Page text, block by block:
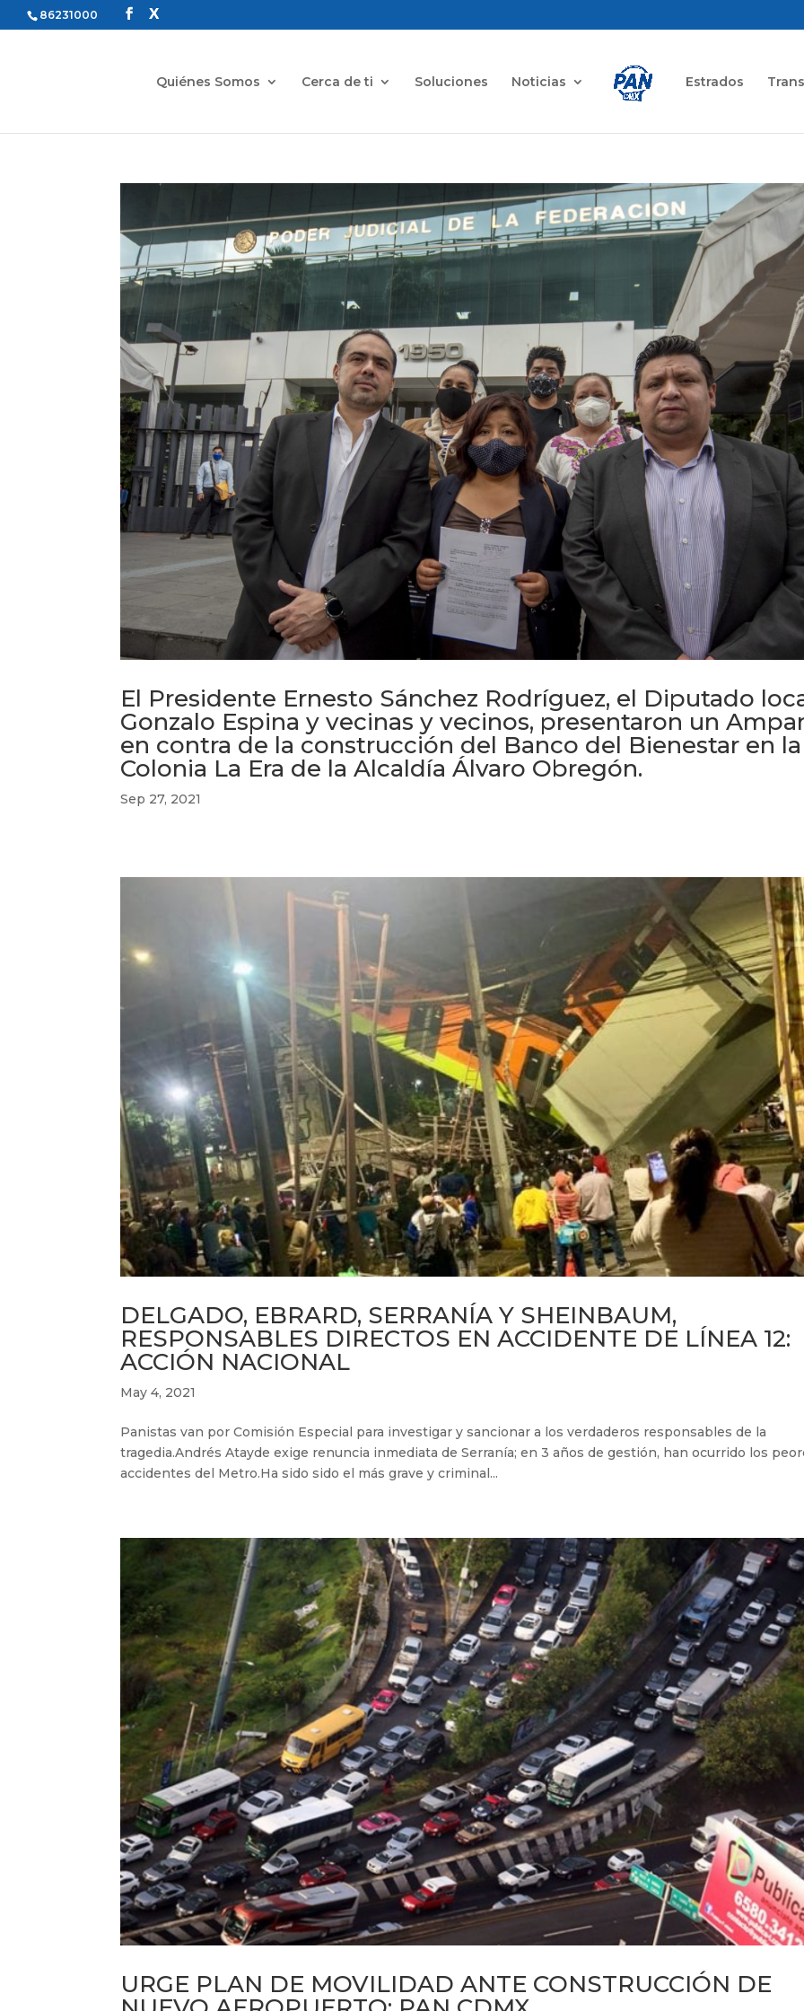
86231000
Quiénes Somos Cerca de ti Soluciones Noticias Estrados
El Presidente Ernesto Sánchez Rodríguez, el Diputado
Gonzalo Espina y vecinas y vecinos, presentaron un
en contra de la construcción del Banco del Bienestar en la
Colonia La Era de la Alcaldía Álvaro Obregón.
Sep 27, 2021
DELGADO, EBRARD, SERRANÍA Y SHEINBAUM,
RESPONSABLES DIRECTOS EN ACCIDENTE DE LÍNEA 12:
ACCIÓN NACIONAL
May 4, 2021
Panistas van por Comisión Especial para investigar y sancionar a los verdaderos responsables de la
tragedia.Andrés Atayde exige renuncia inmediata de Serranía; en 3 años de gestión, han ocurrido los
accidentes del Metro.Ha sido sido el más grave y criminal...
URGE PLAN DE MOVILIDAD ANTE CONSTRUCCIÓN DE